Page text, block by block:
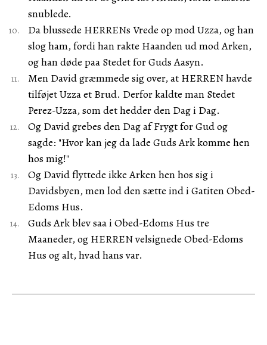
snublede.
Da blussede HERRENs Vrede op mod Uzza, og han
slog ham, fordi han rakte Haanden ud mod Arken,
og han døde paa Stedet for Guds Aasyn.
Men David græmmede sig over, at HERREN havde
tilføjet Uzza et Brud. Derfor kaldte man Stedet
Perez-Uzza, som det hedder den Dag i Dag.
Og David grebes den Dag af Frygt for Gud og
sagde: "Hvor kan jeg da lade Guds Ark komme hen
hos mig!"
Og David flyttede ikke Arken hen hos sig i
Davidsbyen, men lod den sætte ind i Gatiten Obed-
Edoms Hus.
Guds Ark blev saa i Obed-Edoms Hus tre
Maaneder, og HERREN velsignede Obed-Edoms
Hus og alt, hvad hans var.